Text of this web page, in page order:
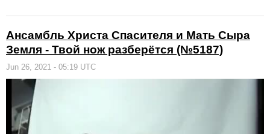
Ансамбль Христа Спасителя и Мать Сыра
Земля - Твой нож разберётся (№5187)
Jun 26, 2021 - 05:19 UTC